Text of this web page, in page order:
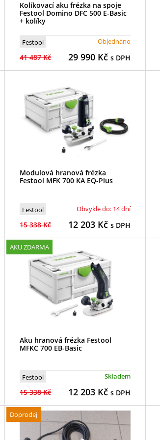
Kolíkovací aku frézka na spoje
Festool Domino DFC 500 E-Basic
+ kolíky
Festool Objednáno
41 487 Kč 29 990 Kčs DPH
Modulová hranová frézka
Festool MFK 700 KA EQ-Plus
Festool Obvykle do: 14 dní
15 338 Kč 12 203 Kčs DPH
AKU ZDARMA
Aku hranová frézka Festool
MFKC 700 EB-Basic
Festool Skladem
15 338 Kč 12 203 Kčs DPH
Doprodej